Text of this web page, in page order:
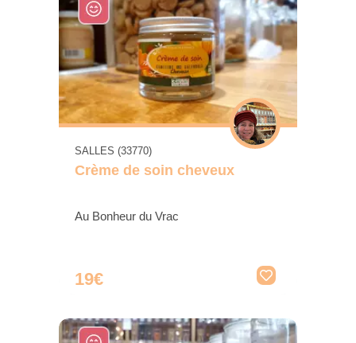
SALLES (33770)
Crème de soin cheveux
Au Bonheur du Vrac
19€